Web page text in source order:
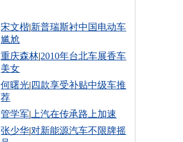
宋文楷|新普瑞斯衬中国电动车
尴尬
重庆森林|2010年台北车展香车
美女
何曙光| 四款享受补贴中级车推
荐
管学军| 上汽在传承路上加速
张少华|对新能源汽车不限牌摇